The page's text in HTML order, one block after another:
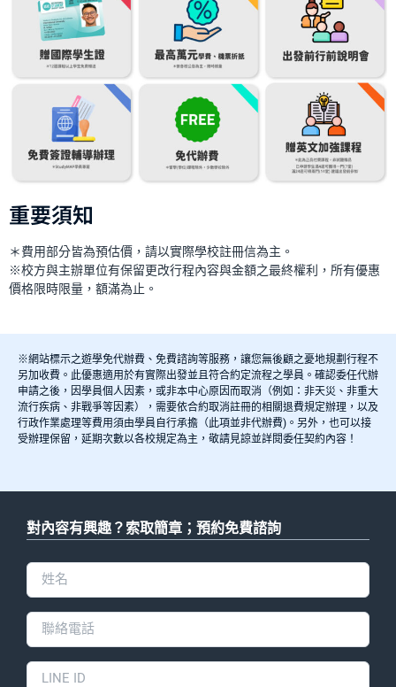
重要須知
＊費用部分皆為預估價，請以實際學校註冊信為主。
※校方與主辦單位有保留更改行程內容與金額之最終權利，所有優惠
價格限時限量，額滿為止。
※網站標示之遊學免代辦費、免費諮詢等服務，讓您無後顧之憂地規劃行程不
另加收費。此優惠適用於有實際出發並且符合約定流程之學員。確認委任代辦
申請之後，因學員個人因素，或非本中心原因而取消（例如：非天災、非重大
流行疾病、非戰爭等因素），需要依合約取消註冊的相關退費規定辦理，以及
行政作業處理等費用須由學員自行承擔（此項並非代辦費)。另外，也可以接
受辦理保留，延期次數以各校規定為主，敬請見諒並詳閱委任契約內容！
對內容有興趣？索取簡章；預約免費諮詢